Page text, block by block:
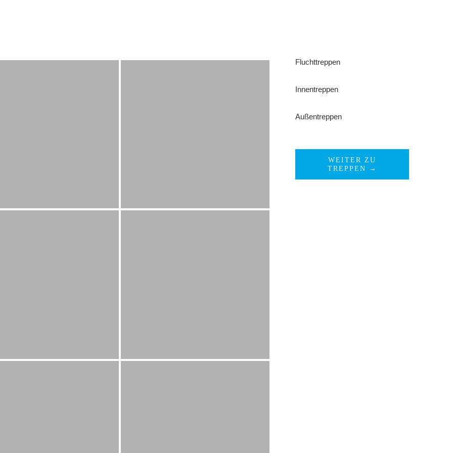
Fluchttreppen
Innentreppen
Außentreppen
WEITER ZU
TREPPEN →